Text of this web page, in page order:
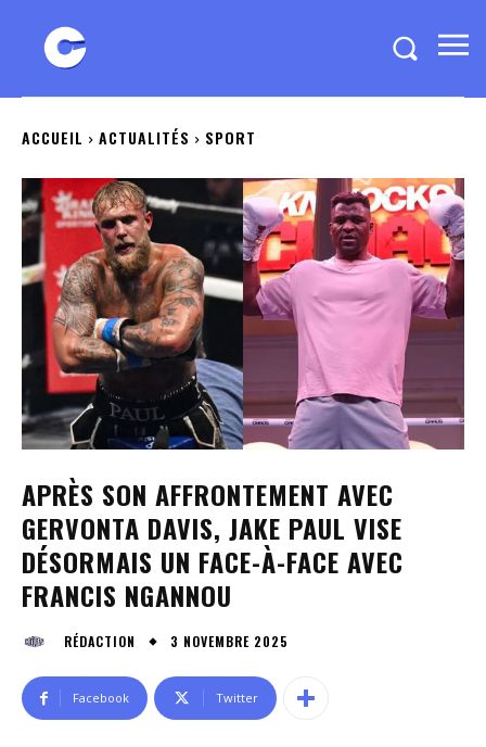
ACCUEIL ACTUALITÉS SPORT
APRÈS SON AFFRONTEMENT AVEC
GERVONTA DAVIS, JAKE PAUL VISE
DÉSORMAIS UN FACE-À-FACE AVEC
FRANCIS NGANNOU
RÉDACTION 3 NOVEMBRE 2025
Facebook Twitter